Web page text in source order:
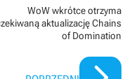
WoW wkrótce otrzyma
aktualizację Chains
of Domination